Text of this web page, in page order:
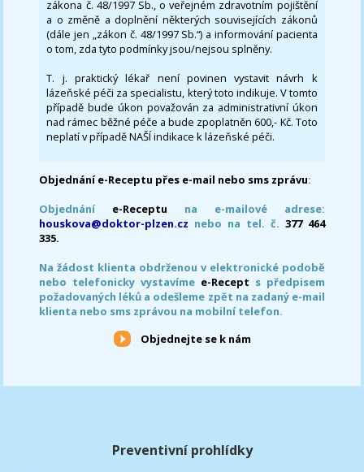
zákona č. 48/1997 Sb., o veřejném zdravotním pojištění
a o změně a doplnění některých souvisejících zákonů
(dále jen „zákon č. 48/1997 Sb.“) a informování pacienta
o tom, zda tyto podmínky jsou/nejsou splněny.
T. j. praktický lékař není povinen vystavit návrh k
lázeňské péči za specialistu, který toto indikuje. V tomto
případě bude úkon považován za administrativní úkon
nad rámec běžné péče a bude zpoplatněn 600,- Kč. Toto
neplatí v případě NAŠÍ indikace k lázeňské péči.
Objednání e-Receptu přes e-mail nebo sms zprávu:
Objednání e-Receptu na e-mailové adrese:
houskova@doktor-plzen.cz nebo na tel. č. 377 464
335.
Na žádost klienta obdrženou v elektronické podobě
nebo telefonicky vystavíme e-Recept s předpisem
požadovaných léků a odešleme zpět na zadaný e-mail
klienta nebo sms zprávou na mobilní telefon.
Objednejte se k nám
Preventivní prohlídky